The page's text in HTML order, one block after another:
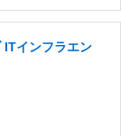
ITインフラエン